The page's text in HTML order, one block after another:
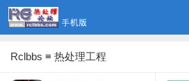
Rclbbs ≡ 热处理工程